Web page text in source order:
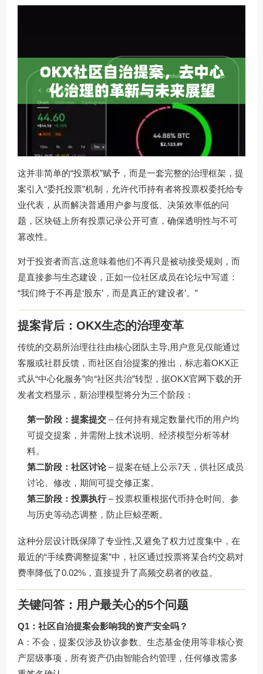
这并非简单的“投票权”赋予，而是一套完整的治理框架，提
案引入“委托投票”机制，允许代币持有者将投票权委托给专
业代表，从而解决普通用户参与度低、决策效率低的问
题，区块链上所有投票记录公开可查，确保透明性与不可
篡改性。
对于投资者而言,这意味着他们不再只是被动接受规则，而
是直接参与生态建设，正如一位社区成员在论坛中写道：
“我们终于不再是‘股东’，而是真正的‘建设者’。”
提案背后：OKX生态的治理变革
传统的交易所治理往往由核心团队主导,用户意见仅能通过
客服或社群反馈，而社区自治提案的推出，标志着OKX正
式从“中心化服务”向“社区共治”转型，据OKX官网下载的开
发者文档显示，新治理模型将分为三个阶段：
第一阶段：提案提交 – 任何持有规定数量代币的用户均
可提交提案，并需附上技术说明、经济模型分析等材
料。
第二阶段：社区讨论– 提案在链上公示7天，供社区成员
讨论、修改，期间可提交修正案。
第三阶段：投票执行– 投票权重根据代币持仓时间、参
与历史等动态调整，防止巨鲸垄断。
这种分层设计既保障了专业性,又避免了权力过度集中，在
最近的“手续费调整提案”中，社区通过投票将某合约交易对
费率降低了0.02%，直接提升了高频交易者的收益。
关键问答：用户最关心的5个问题
Q1：社区自治提案会影响我的资产安全吗？
A：不会，提案仅涉及协议参数、生态基金使用等非核心资
产层级事项，所有资产仍由智能合约管理，任何修改需多